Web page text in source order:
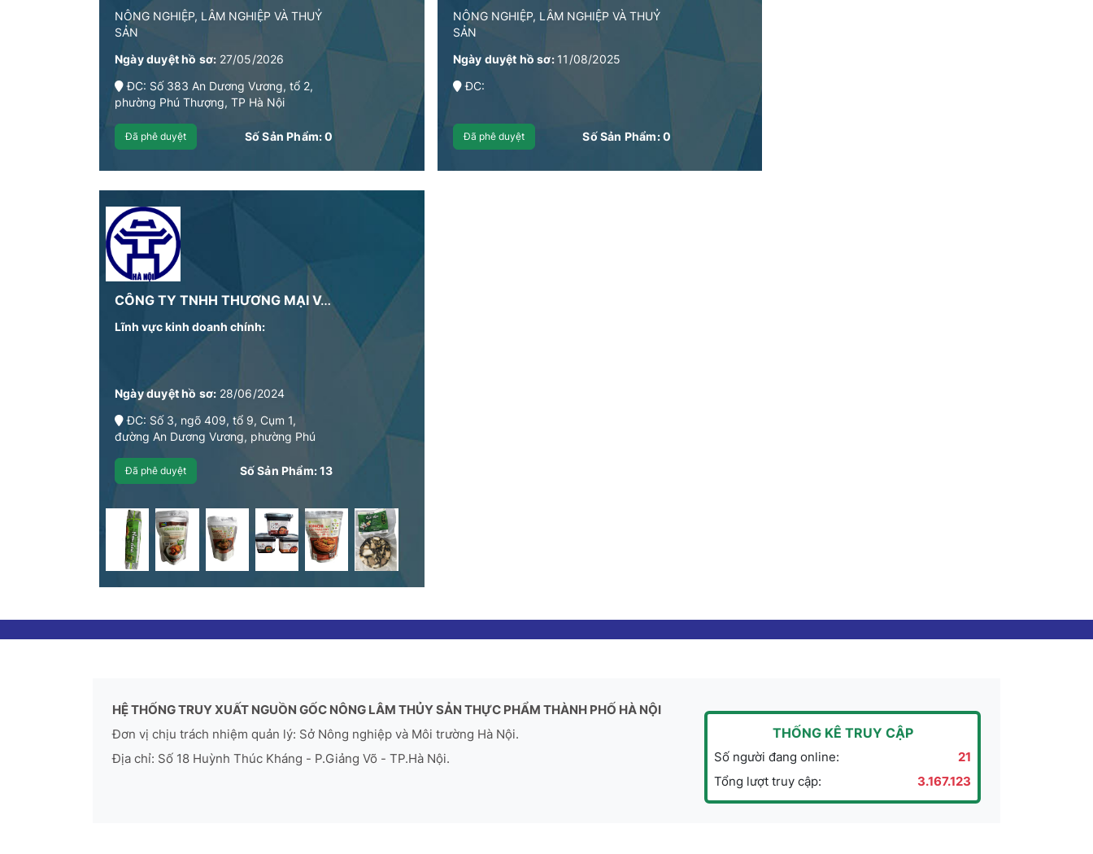
NÔNG NGHIỆP, LÂM NGHIỆP VÀ THUỶ
SẢN
Ngày duyệt hồ sơ: 27/05/2026
ĐC: Số 383 An Dương Vương, tổ 2,
phường Phú Thượng, TP Hà Nội
Đã phê duyệt Số Sản Phẩm:0
NÔNG NGHIỆP, LÂM NGHIỆP VÀ THUỶ
SẢN
Ngày duyệt hồ sơ: 11/08/2025
ĐC:
Đã phê duyệt Số Sản Phẩm:0
CÔNG TY TNHH THƯƠNG MẠI VÀ DỊCH VỤ HÀNG HOÁ HOÀNG MINH
Lĩnh vực kinh doanh chính:
Ngày duyệt hồ sơ: 28/06/2024
ĐC: Số 3, ngõ 409, tổ 9, Cụm 1,
đường An Dương Vương, phường Phú
Đã phê duyệt Số Sản Phẩm:13
HỆ THỐNG TRUY XUẤT NGUỒN GỐC NÔNG LÂM THỦY SẢN THỰC PHẨM THÀNH PHỐ HÀ NỘI
Đơn vị chịu trách nhiệm quản lý: Sở Nông nghiệp và Môi trường Hà Nội.
Địa chỉ: Số 18 Huỳnh Thúc Kháng - P.Giảng Võ - TP.Hà Nội.
THỐNG KÊ TRUY CẬP
Số người đang online:
21
Tổng lượt truy cập:
3.167.123